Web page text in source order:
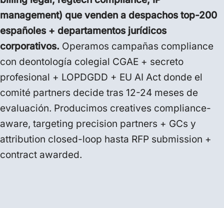
management) que venden a despachos top-200
españoles + departamentos jurídicos
corporativos. Operamos campañas compliance
con deontología colegial CGAE + secreto
profesional + LOPDGDD + EU AI Act donde el
comité partners decide tras 12-24 meses de
evaluación. Producimos creatives compliance-
aware, targeting precision partners + GCs y
attribution closed-loop hasta RFP submission +
contract awarded.